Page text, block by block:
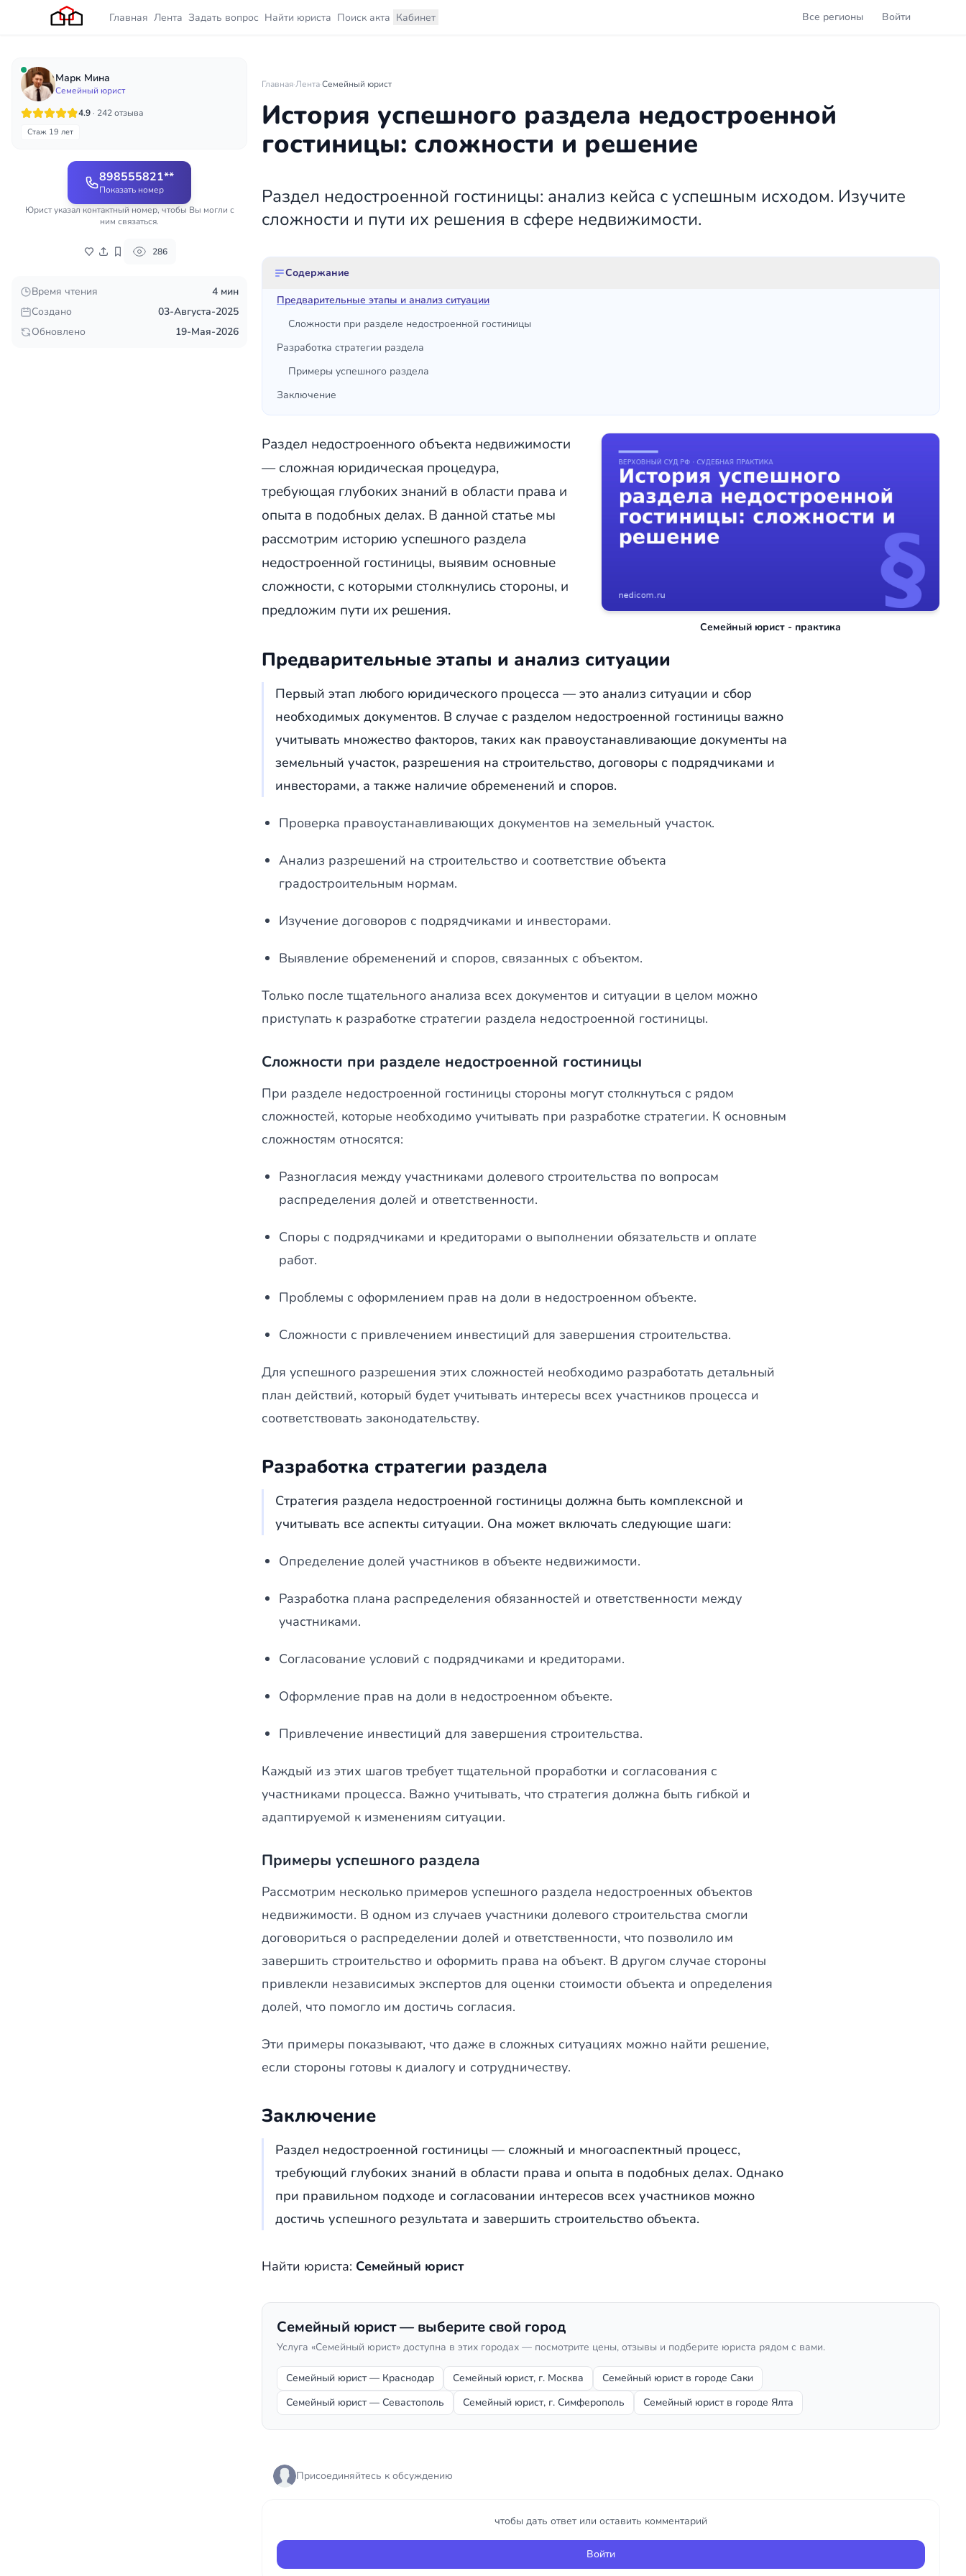
Главная Лента Задать вопрос Найти юриста Поиск акта Кабинет Все регионы Войти
Марк Мина
Семейный юрист
4.9· 242 отзыва
Стаж 19 лет
898555821**
Показать номер
Юрист указал контактный номер, чтобы Вы могли с
ним связаться.
286
Время чтения
4 мин
Создано
03-Августа-2025
Обновлено
19-Мая-2026
Главная·Лента·Семейный юрист
История успешного раздела недостроенной
гостиницы: сложности и решение
Раздел недостроенной гостиницы: анализ кейса с успешным исходом. Изучите
сложности и пути их решения в сфере недвижимости.
Содержание
Предварительные этапы и анализ ситуации
Сложности при разделе недостроенной гостиницы
Разработка стратегии раздела
Примеры успешного раздела
Заключение
Семейный юрист - практика
Раздел недостроенного объекта недвижимости
— сложная юридическая процедура,
требующая глубоких знаний в области права и
опыта в подобных делах. В данной статье мы
рассмотрим историю успешного раздела
недостроенной гостиницы, выявим основные
сложности, с которыми столкнулись стороны, и
предложим пути их решения.
Предварительные этапы и анализ ситуации
Первый этап любого юридического процесса — это анализ ситуации и сбор
необходимых документов. В случае с разделом недостроенной гостиницы важно
учитывать множество факторов, таких как правоустанавливающие документы на
земельный участок, разрешения на строительство, договоры с подрядчиками и
инвесторами, а также наличие обременений и споров.
Проверка правоустанавливающих документов на земельный участок.
Анализ разрешений на строительство и соответствие объекта
градостроительным нормам.
Изучение договоров с подрядчиками и инвесторами.
Выявление обременений и споров, связанных с объектом.
Только после тщательного анализа всех документов и ситуации в целом можно
приступать к разработке стратегии раздела недостроенной гостиницы.
Сложности при разделе недостроенной гостиницы
При разделе недостроенной гостиницы стороны могут столкнуться с рядом
сложностей, которые необходимо учитывать при разработке стратегии. К основным
сложностям относятся:
Разногласия между участниками долевого строительства по вопросам
распределения долей и ответственности.
Споры с подрядчиками и кредиторами о выполнении обязательств и оплате
работ.
Проблемы с оформлением прав на доли в недостроенном объекте.
Сложности с привлечением инвестиций для завершения строительства.
Для успешного разрешения этих сложностей необходимо разработать детальный
план действий, который будет учитывать интересы всех участников процесса и
соответствовать законодательству.
Разработка стратегии раздела
Стратегия раздела недостроенной гостиницы должна быть комплексной и
учитывать все аспекты ситуации. Она может включать следующие шаги:
Определение долей участников в объекте недвижимости.
Разработка плана распределения обязанностей и ответственности между
участниками.
Согласование условий с подрядчиками и кредиторами.
Оформление прав на доли в недостроенном объекте.
Привлечение инвестиций для завершения строительства.
Каждый из этих шагов требует тщательной проработки и согласования с
участниками процесса. Важно учитывать, что стратегия должна быть гибкой и
адаптируемой к изменениям ситуации.
Примеры успешного раздела
Рассмотрим несколько примеров успешного раздела недостроенных объектов
недвижимости. В одном из случаев участники долевого строительства смогли
договориться о распределении долей и ответственности, что позволило им
завершить строительство и оформить права на объект. В другом случае стороны
привлекли независимых экспертов для оценки стоимости объекта и определения
долей, что помогло им достичь согласия.
Эти примеры показывают, что даже в сложных ситуациях можно найти решение,
если стороны готовы к диалогу и сотрудничеству.
Заключение
Раздел недостроенной гостиницы — сложный и многоаспектный процесс,
требующий глубоких знаний в области права и опыта в подобных делах. Однако
при правильном подходе и согласовании интересов всех участников можно
достичь успешного результата и завершить строительство объекта.
Найти юриста: Семейный юрист
Семейный юрист — выберите свой город
Услуга «Семейный юрист» доступна в этих городах — посмотрите цены, отзывы и подберите юриста рядом с вами.
Семейный юрист — Краснодар Семейный юрист, г. Москва
Семейный юрист в городе Саки
Семейный юрист — Севастополь
Семейный юрист, г. Симферополь Семейный юрист в городе Ялта
Присоединяйтесь к обсуждению
чтобы дать ответ или оставить комментарий
Войти